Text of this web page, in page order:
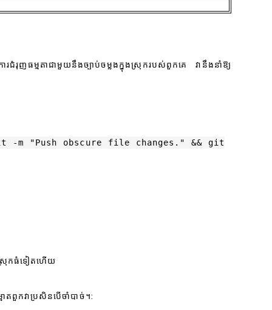
រជំរុញធម្មតាជាមួយនឹងច្បាប់ចម្លងក្នុងស្រុករបស់ពួកគេ វានឹងនាំឱ្យ
-m "Push obscure file changes." && git
ស្រុកធំទៀតហើយ
ាតពួកវាប្រសិនបើចាំបាច់។: